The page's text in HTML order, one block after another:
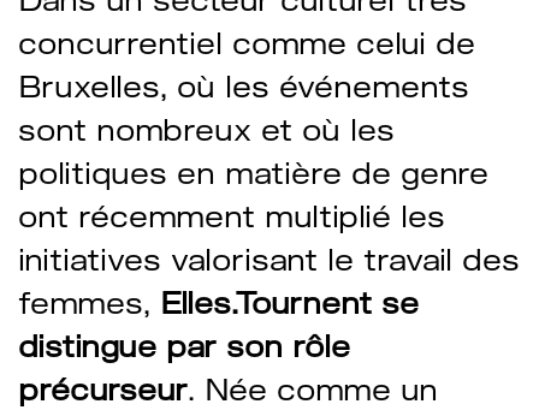
concurrentiel comme celui de
Bruxelles, où les événements
sont nombreux et où les
politiques en matière de genre
ont récemment multiplié les
initiatives valorisant le travail des
femmes, Elles.Tournent se
distingue par son rôle
précurseur. Née comme un